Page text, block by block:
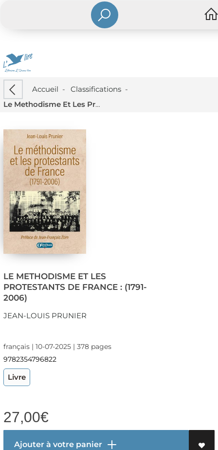
Accueil - Classifications-
Le Methodisme Et Les Protestants De France : (1791-2006)
LE METHODISME ET LES
PROTESTANTS DE FRANCE : (1791-
2006)
JEAN-LOUIS PRUNIER
français | 10-07-2025 | 378 pages
9782354796822
Livre
27,00€
Ajouter à votre panier